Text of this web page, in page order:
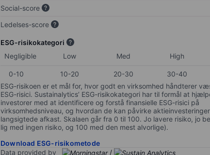
Social-score
Ledelses-score
ESG-risikokategori
Negligible
Low Med High
0-10 10-20 20-30 30-40
ESG-risikoen er et mål for, hvor godt en virksomhed håndterer
ESG-risici. Sustainalytics’ ESG-risikokategori har til formål at
investorer med at identificere og forstå finansielle ESG-risici på
virksomhedsniveau, og hvordan de kan påvirke
langsigtede afkast. Skalaen går fra 0 til 100. Jo lavere risiko, jo
lig med ingen risiko, og 100 med den mest alvorlige).
Download ESG-risikometode
Data provided by
/